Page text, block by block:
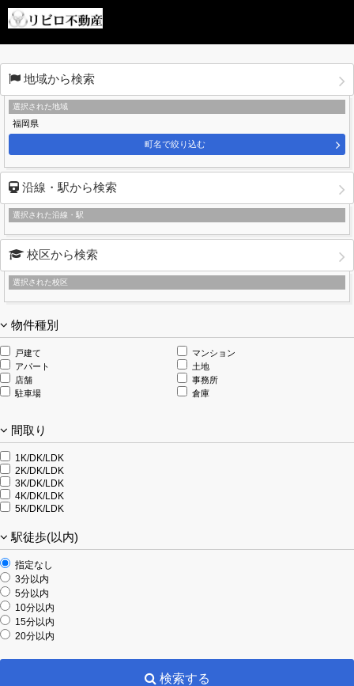
地域から検索
選択された地域
福岡県
町名で絞り込む
沿線・駅から検索
選択された沿線・駅
校区から検索
選択された校区
物件種別
戸建て
マンション
アパート
土地
店舗
事務所
駐車場
倉庫
間取り
1K/DK/LDK
2K/DK/LDK
3K/DK/LDK
4K/DK/LDK
5K/DK/LDK
駅徒歩(以内)
指定なし
3分以内
5分以内
10分以内
15分以内
20分以内
検索する